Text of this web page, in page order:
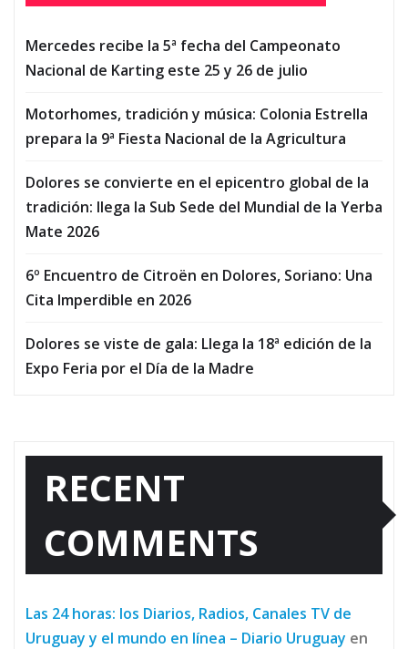
Mercedes recibe la 5ª fecha del Campeonato
Nacional de Karting este 25 y 26 de julio
Motorhomes, tradición y música: Colonia Estrella
prepara la 9ª Fiesta Nacional de la Agricultura
Dolores se convierte en el epicentro global de la
tradición: llega la Sub Sede del Mundial de la Yerba
Mate 2026
6º Encuentro de Citroën en Dolores, Soriano: Una
Cita Imperdible en 2026
Dolores se viste de gala: Llega la 18ª edición de la
Expo Feria por el Día de la Madre
RECENT
COMMENTS
Las 24 horas: los Diarios, Radios, Canales TV de
Uruguay y el mundo en línea – Diario Uruguay en